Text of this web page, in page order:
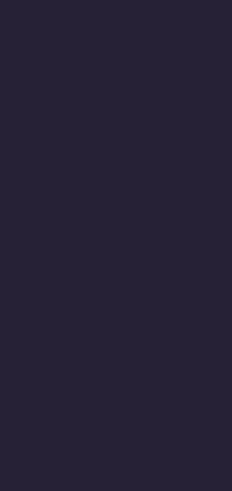
sie im Rahmen Ihrer
weiterhin nutzen.